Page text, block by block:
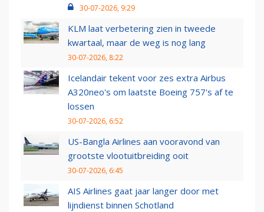
30-07-2026, 9:29
KLM laat verbetering zien in tweede
kwartaal, maar de weg is nog lang
30-07-2026, 8:22
Icelandair tekent voor zes extra Airbus
A320neo's om laatste Boeing 757's af te
lossen
30-07-2026, 6:52
US-Bangla Airlines aan vooravond van
grootste vlootuitbreiding ooit
30-07-2026, 6:45
AIS Airlines gaat jaar langer door met
lijndienst binnen Schotland